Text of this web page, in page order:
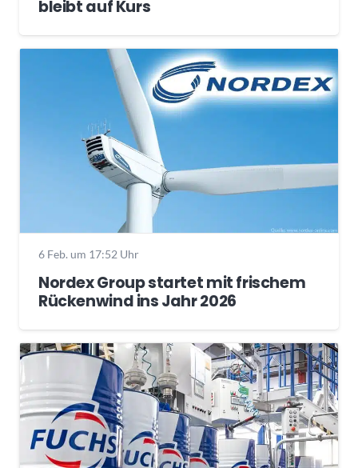
bleibt auf Kurs
6 Feb. um 17:52 Uhr
Nordex Group startet mit frischem
Rückenwind ins Jahr 2026